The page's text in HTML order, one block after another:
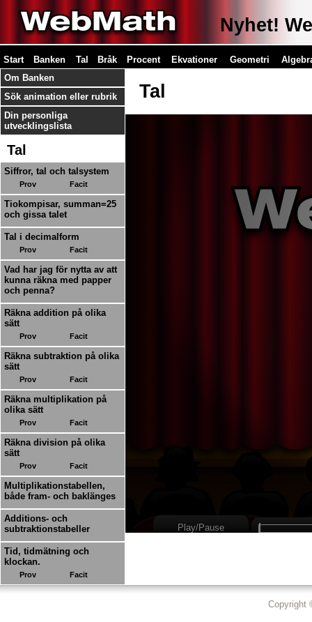
Nyhet!
Start Banken Tal Bråk Procent Ekvationer Geometri
Om Banken
Sök animation eller rubrik
Din personliga
utvecklingslista
Tal
Siffror, tal och talsystem
Prov Facit
Tiokompisar, summan=25
och gissa talet
Tal i decimalform
Prov Facit
Vad har jag för nytta av att
kunna räkna med papper
och penna?
Räkna addition på olika
sätt
Prov Facit
Räkna subtraktion på olika
sätt
Prov Facit
Räkna multiplikation på
olika sätt
Prov Facit
Räkna division på olika
sätt
Prov Facit
Multiplikationstabellen,
både fram- och baklänges
Additions- och
subtraktionstabeller
Tid, tidmätning och
klockan.
Prov Facit
Tal
Play/Pause
Copyright